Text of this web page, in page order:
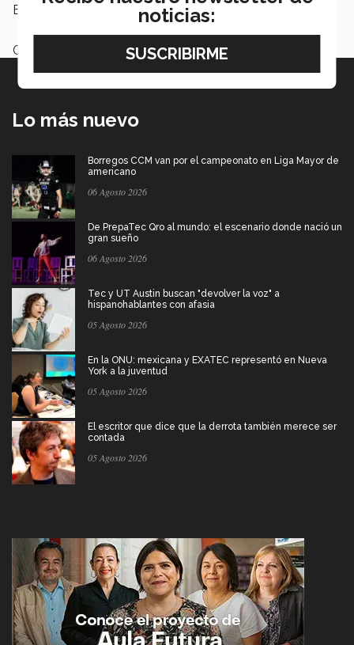
Etiquetas:
Categoría:
Lo más nuevo
Borregos CCM van por el campeonato en Liga Mayor de
americano
06 Agosto 2026
De PrepaTec Qro al mundo: el escenario donde nació un
gran sueño
06 Agosto 2026
Tec y UT Austin buscan "devolver la voz" a
hispanohablantes con afasia
05 Agosto 2026
En la ONU: mexicana y EXATEC representó en Nueva
York a la juventud
05 Agosto 2026
El escritor que dice que la derrota también merece ser
contada
05 Agosto 2026
noticias: